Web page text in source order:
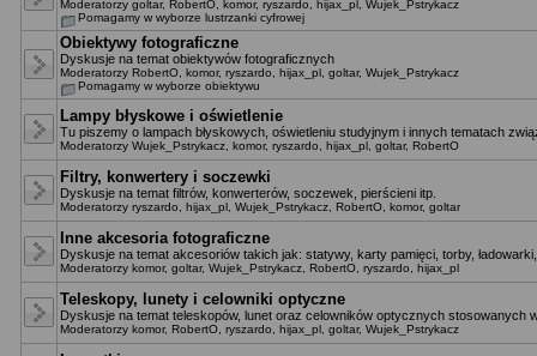
Moderatorzy goltar, RobertO komor, ryszardo hijax_pl Wujek_Pstrykacz
Pomagamy w wyborze lustrzanki cyfrowej
Obiektywy fotograficzne
Dyskusje na temat obiektywów fotograficznych
Moderatorzy RobertO komor, ryszardo hijax_pl goltar, Wujek_Pstrykacz
Pomagamy w wyborze obiektywu
Lampy błyskowe i oświetlenie
Tu piszemy o lampach błyskowych, oświetleniu studyjnym i innych tematach
Moderatorzy Wujek_Pstrykacz komor, ryszardo hijax_pl goltar, RobertO
Filtry, konwertery i soczewki
Dyskusje na temat filtrów, konwerterów, soczewek, pierścieni itp.
Moderatorzy ryszardo hijax_pl Wujek_Pstrykacz RobertO komor, goltar
Inne akcesoria fotograficzne
Dyskusje na temat akcesoriów takich jak: statywy, karty pamięci, torby,
Moderatorzy komor, goltar, Wujek_Pstrykacz RobertO ryszardo hijax_pl
Teleskopy, lunety i celowniki optyczne
Dyskusje na temat teleskopów, lunet oraz celowników optycznych stosowanych
Moderatorzy komor, RobertO ryszardo hijax_pl goltar, Wujek_Pstrykacz